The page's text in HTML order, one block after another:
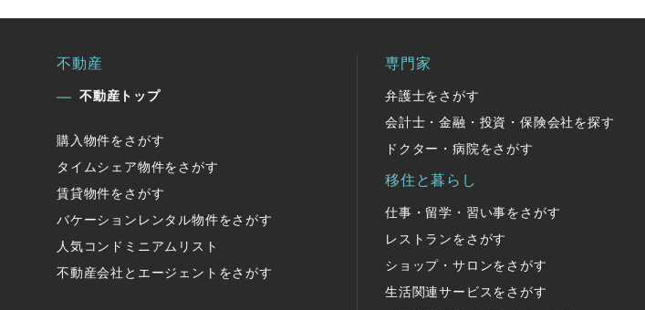
不動産
不動産トップ
購入物件をさがす
タイムシェア物件をさがす
賃貸物件をさがす
バケーションレンタル物件をさがす
人気コンドミニアムリスト
不動産会社とエージェントをさがす
専門家
弁護士をさがす
会計士・金融・投資・保険会社を探す
ドクター・病院をさがす
移住と暮らし
仕事・留学・習い事をさがす
レストランをさがす
ショップ・サロンをさがす
生活関連サービスをさがす